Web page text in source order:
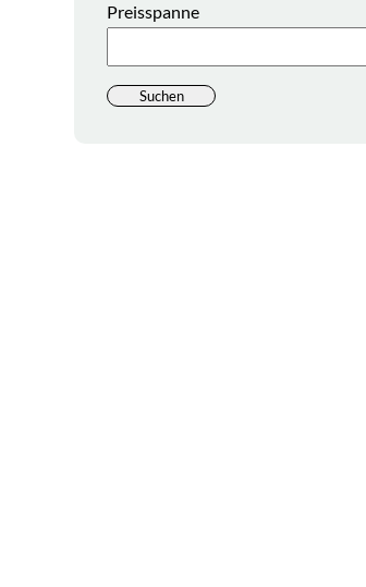
Preisspanne